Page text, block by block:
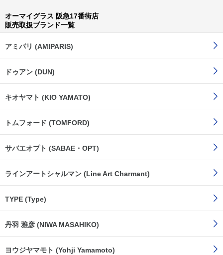
オーマイグラス 阪急17番街店
販売取扱ブランド一覧
アミパリ (AMIPARIS)
ドゥアン (DUN)
キオヤマト (KIO YAMATO)
トムフォード (TOMFORD)
サバエオプト (SABAE・OPT)
ラインアートシャルマン (Line Art Charmant)
TYPE (Type)
丹羽 雅彦 (NIWA MASAHIKO)
ヨウジヤマモト (Yohji Yamamoto)